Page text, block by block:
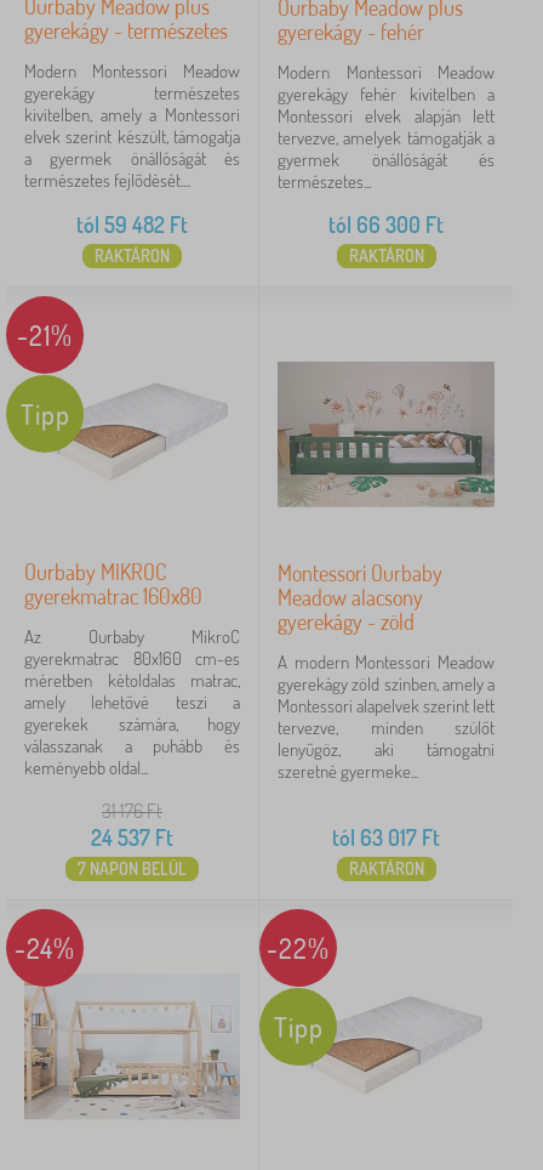
h
á
Címkék
Márkák
1
Kocot Kids
45
Jerry Fabrics
23
Babai
PASTELOWE LOVE®
9
ADEKO®
több
megjelenítése
>
SZŰRÉS
Ourbaby Meadow plus
gyerekágy - természetes
Modern Montessori Meadow
gyerekágy természetes
kivitelben, amely a Montessori
elvek szerint készült, támogatja
a gyermek önállóságát és
természetes fejlődését....
tól 59 482 Ft
RAKTÁRON
Ourbaby Meadow plus
gyerekágy - fehér
Modern Montessori Meadow
gyerekágy fehér kivitelben a
Montessori elvek alapján lett
tervezve, amelyek támogatják a
gyermek önállóságát és
természetes...
tól 66 300 Ft
RAKTÁRON
-21%
Tipp
Ourbaby MIKROC
gyerekmatrac 160x80
Az Ourbaby MikroC
gyerekmatrac 80x160 cm-es
méretben kétoldalas matrac,
amely lehetővé teszi a
gyerekek számára, hogy
válasszanak a puhább és
keményebb oldal...
31 176Ft
24 537 Ft
7 NAPON BELÜL
Montessori Ourbaby
Meadow alacsony
gyerekágy - zöld
A modern Montessori Meadow
gyerekágy zöld színben, amely a
Montessori alapelvek szerint lett
tervezve, minden szülőt
lenyűgöz, aki támogatni
szeretné gyermeke...
tól 63 017 Ft
RAKTÁRON
-24% -22%
Tipp